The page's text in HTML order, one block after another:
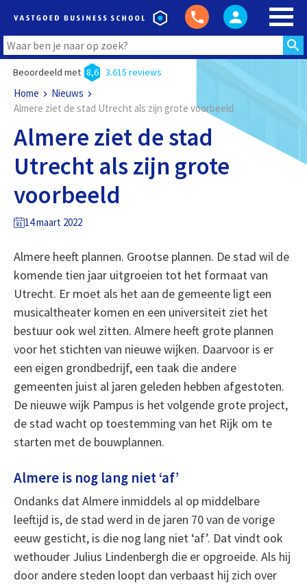
Beoordeeld met 8,6 3.615 reviews
Home
Nieuws
Almere ziet de stad Utrecht als zijn grote voorbeeld
Almere ziet de stad
Utrecht als zijn grote
voorbeeld
14 maart 2022
Almere heeft plannen. Grootse plannen. De stad wil de
komende tien jaar uitgroeien tot het formaat van
Utrecht. Er moet als het aan de gemeente ligt een
musicaltheater komen en een universiteit ziet het
bestuur ook wel zitten. Almere heeft grote plannen
voor het stichten van nieuwe wijken. Daarvoor is er
een eigen grondbedrijf, een taak die andere
gemeenten juist al jaren geleden hebben afgestoten.
De nieuwe wijk Pampus is het volgende grote project,
de stad wacht op toestemming van het Rijk om te
starten met de bouwplannen.
Almere is nog lang niet ‘af’
Ondanks dat Almere inmiddels al op middelbare
leeftijd is, de stad werd in de jaren 70 van de vorige
eeuw gesticht, is die nog lang niet ‘af’. Dat vindt ook
wethouder Julius Lindenbergh die er opgroeide. Als hij
door andere steden loopt dan verbaast hij zich over